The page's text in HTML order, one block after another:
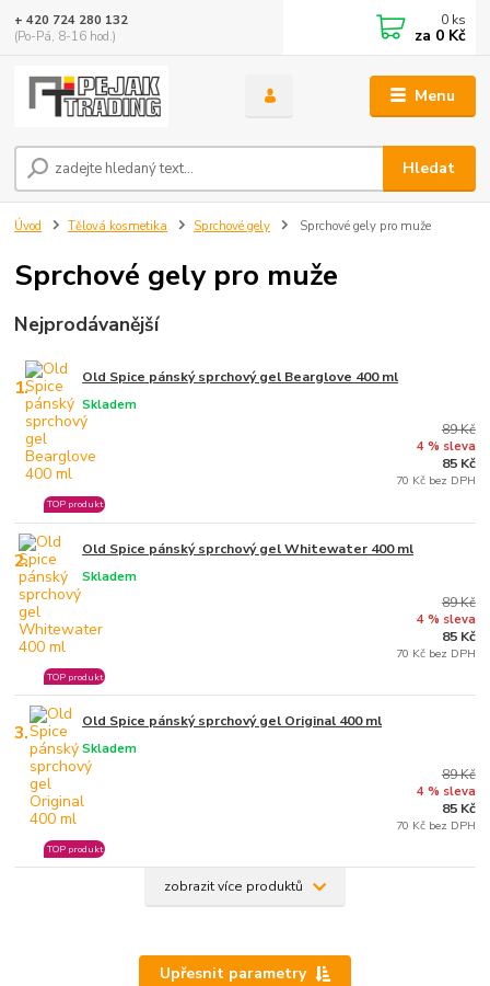
Menu
Hledat
+ 420 724 280 132
(Po-Pá, 8-16 hod.)
0 ks
za 0 Kč
Úvod Tělová kosmetika Sprchové gely Sprchové gely pro muže
Sprchové gely pro muže
Nejprodávanější
1. Old Spice pánský sprchový gel Bearglove 400 ml
Skladem
TOP produkt
89 Kč
4 % sleva
85 Kč
70 Kč bez DPH
2. Old Spice pánský sprchový gel Whitewater 400 ml
Skladem
TOP produkt
89 Kč
4 % sleva
85 Kč
70 Kč bez DPH
3. Old Spice pánský sprchový gel Original 400 ml
Skladem
TOP produkt
89 Kč
4 % sleva
85 Kč
70 Kč bez DPH
zobrazit více produktů
Upřesnit parametry